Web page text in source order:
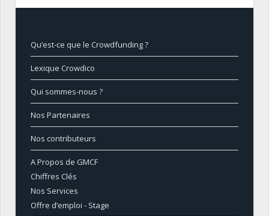
Qu’est-ce que le Crowdfunding ?
Lexique Crowdico
Qui sommes-nous ?
Nos Partenaires
Nos contributeurs
A Propos de GMCF
Chiffres Clés
Nos Services
Offre d’emploi - Stage